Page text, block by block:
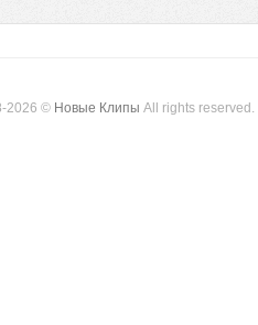
2026 © Новые Клипы All rights reserved.